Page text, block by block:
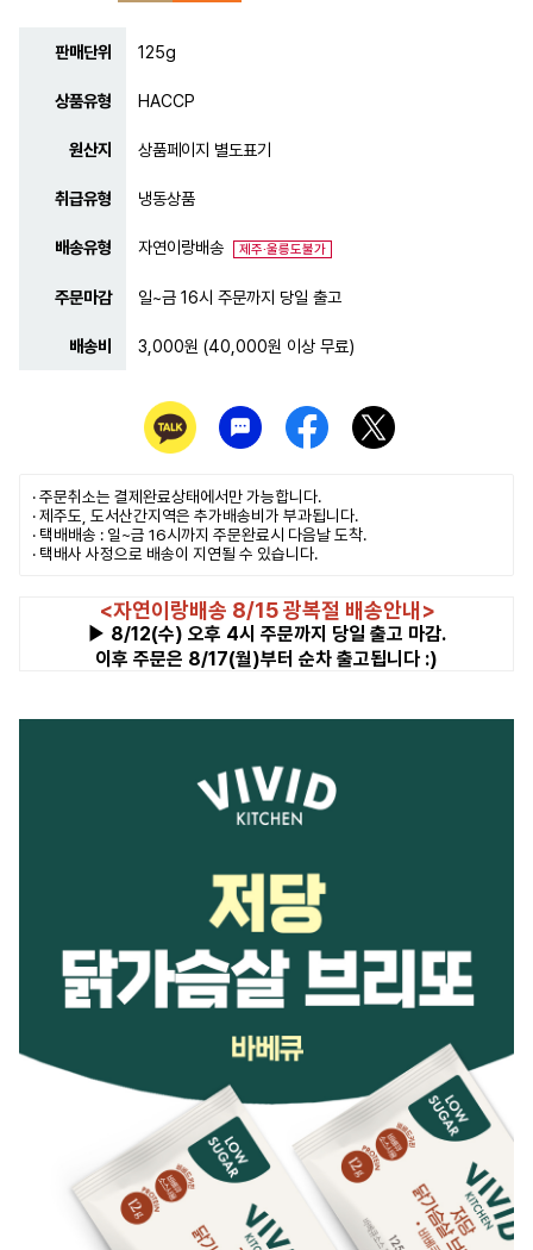
판매단위 125g
상품유형 HACCP
원산지 상품페이지 별도표기
취급유형 냉동상품
배송유형 자연이랑배송 제주·울릉도불가
주문마감 일~금 16시 주문까지 당일 출고
배송비 3,000원 (40,000원 이상 무료)
· 주문취소는 결제완료상태에서만 가능합니다.
· 제주도, 도서산간지역은 추가배송비가 부과됩니다.
· 택배배송 : 일~금 16시까지 주문완료시 다음날 도착.
· 택배사 사정으로 배송이 지연될 수 있습니다.
<자연이랑배송 8/15 광복절 배송안내>
▶ 8/12(수) 오후 4시 주문까지 당일 출고 마감.
이후 주문은 8/17(월)부터 순차 출고됩니다 :)